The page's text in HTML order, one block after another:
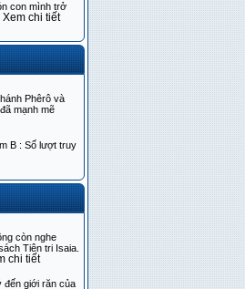
con mình trở
Xem chi tiết
Phêrô và
mạnh mẽ
B : Số lượt truy
còn nghe
Tiên tri Isaia.
chi tiết
đến giới răn của